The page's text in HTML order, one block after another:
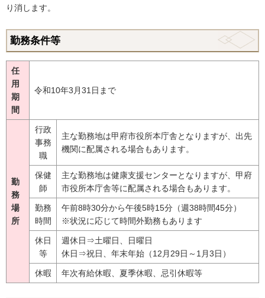
り消します。
勤務条件等
任
用
期
間
令和10年3月31日まで
勤
務
場
所
行政
事務
職
主な勤務地は甲府市役所本庁舎となりますが、出先
機関に配属される場合もあります。
保健
師
主な勤務地は健康支援センターとなりますが、甲府
市役所本庁舎等に配属される場合もあります。
勤務
時間
午前8時30分から午後5時15分（週38時間45分）
※状況に応じて時間外勤務もあります
休日
等
週休日⇒土曜日、日曜日
休日⇒祝日、年末年始（12月29日～1月3日）
休暇 年次有給休暇、夏季休暇、忌引休暇等